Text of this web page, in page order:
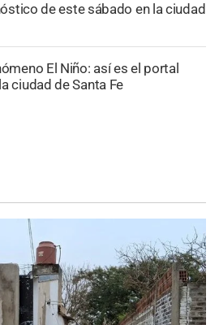
de este sábado en la ciudad
El Niño: así es el portal
ciudad de Santa Fe